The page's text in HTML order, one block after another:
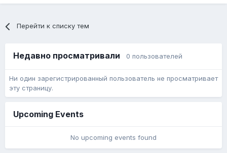
Перейти к списку тем
Недавно просматривали 0 пользователей
Ни один зарегистрированный пользователь не просматривает
эту страницу.
Upcoming Events
No upcoming events found